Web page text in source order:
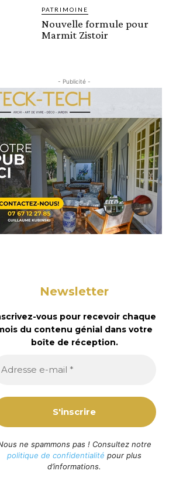
PATRIMOINE
Nouvelle formule pour
Marmit Zistoir
- Publicité -
Newsletter
vous pour recevoir chaque
du contenu génial dans votre
boîte de réception.
ne spammons pas ! Consultez notre
politique de confidentialité pour plus
d’informations.